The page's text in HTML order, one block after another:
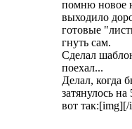
помню новое
выходило
готовые
гнуть сам.
Сделал
поехал...
Делал, когда
затянулось
вот так:[img][/